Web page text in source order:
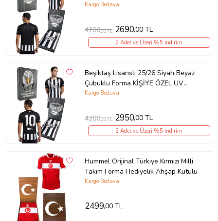
Kargo Bedava
4200,00 TL 2690,00 TL
2 Adet ve Üzeri %5 İndirim
Beşiktaş Lisanslı 25/26 Siyah Beyaz
Çubuklu Forma KİŞİYE ÖZEL UV
Kutu Hediyeli (Siyah - Beyaz)
Kargo Bedava
4200,00 TL 2950,00 TL
2 Adet ve Üzeri %5 İndirim
Hummel Orijinal Türkiye Kırmızı Milli
Takım Forma Hediyelik Ahşap Kutulu
Kargo Bedava
2499,00 TL